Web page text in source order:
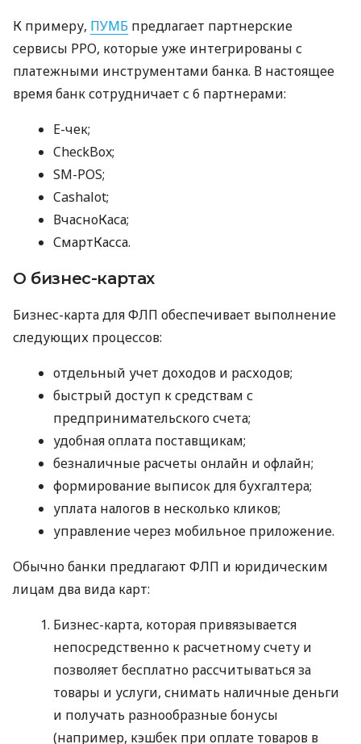
К примеру, ПУМБ предлагает партнерские
сервисы РРО, которые уже интегрированы с
платежными инструментами банка. В настоящее
время банк сотрудничает с 6 партнерами:
E-чек;
CheckBox;
SM-POS;
Cashalot;
ВчасноКаса;
СмартКасса.
О бизнес-картах
Бизнес-карта для ФЛП обеспечивает выполнение
следующих процессов:
отдельный учет доходов и расходов;
быстрый доступ к средствам с
предпринимательского счета;
удобная оплата поставщикам;
безналичные расчеты онлайн и офлайн;
формирование выписок для бухгалтера;
уплата налогов в несколько кликов;
управление через мобильное приложение.
Обычно банки предлагают ФЛП и юридическим
лицам два вида карт:
Бизнес-карта, которая привязывается
непосредственно к расчетному счету и
позволяет бесплатно рассчитываться за
товары и услуги, снимать наличные деньги
и получать разнообразные бонусы
(например, кэшбек при оплате товаров в